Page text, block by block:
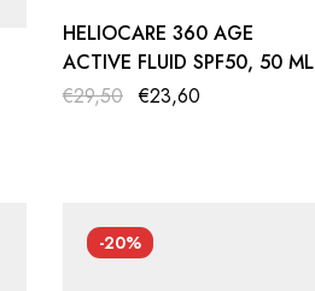
HELIOCARE 360 AGE
ACTIVE FLUID SPF50, 50 ML
€29,50 €23,60
-20%